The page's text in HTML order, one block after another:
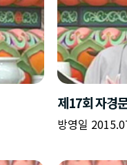
확인
닫기
확인
닫기